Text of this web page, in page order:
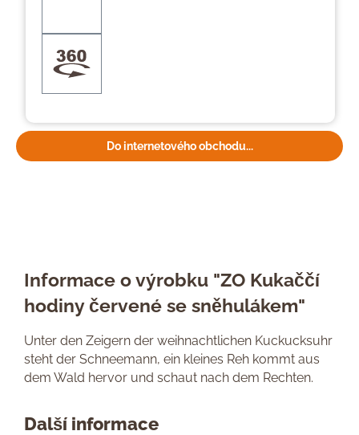
Do internetového obchodu...
Informace o výrobku "ZO Kukaččí
hodiny červené se sněhulákem"
Unter den Zeigern der weihnachtlichen Kuckucksuhr
steht der Schneemann, ein kleines Reh kommt aus
dem Wald hervor und schaut nach dem Rechten.
Další informace